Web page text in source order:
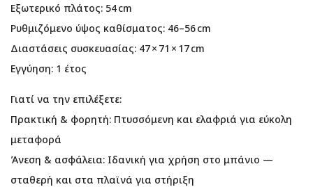
Εξωτερικό πλάτος: 54 cm
Ρυθμιζόμενο ύψος καθίσματος: 46–56 cm
Διαστάσεις συσκευασίας: 47 × 71 × 17 cm
Εγγύηση: 1 έτος
Γιατί να την επιλέξετε:
Πρακτική & φορητή: Πτυσσόμενη και ελαφριά για εύκολη
μεταφορά
Άνεση & ασφάλεια: Ιδανική για χρήση στο μπάνιο —
σταθερή και στα πλαϊνά για στήριξη